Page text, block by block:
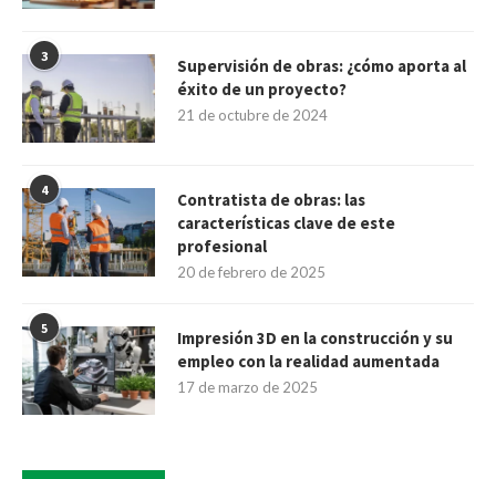
3
Supervisión de obras: ¿cómo aporta al
éxito de un proyecto?
21 de octubre de 2024
4
Contratista de obras: las
características clave de este
profesional
20 de febrero de 2025
5
Impresión 3D en la construcción y su
empleo con la realidad aumentada
17 de marzo de 2025